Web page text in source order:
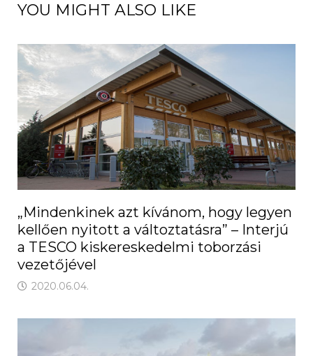
YOU MIGHT ALSO LIKE
„Mindenkinek azt kívánom, hogy legyen
kellően nyitott a változtatásra” – Interjú
a TESCO kiskereskedelmi toborzási
vezetőjével
2020.06.04.